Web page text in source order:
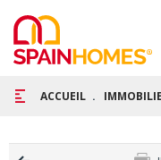
ACCUEIL